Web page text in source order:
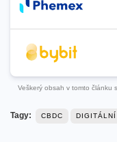
Veškerý obsah v tomto článku
Tagy: CBDC